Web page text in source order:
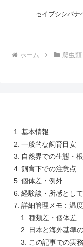
セイブシシバナ
ホーム 爬虫類
基本情報
一般的な飼育目安
自然界での生態・
飼育下での注意点
個体差・例外
経験談・所感とし
詳細管理メモ：温
種類差・個体差
日本と海外基準
この記事での実